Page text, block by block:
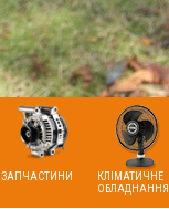
ЗАПЧАСТИНИ
КЛІМАТИЧНЕ
ОБЛАДНАННЯ